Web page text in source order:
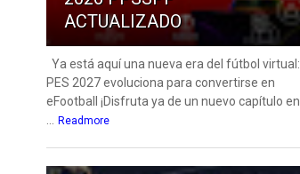
ACTUALIZADO
Ya está aquí una nueva era del fútbol virtual:
PES 2027 evoluciona para convertirse en
eFootball ¡Disfruta ya de un nuevo capítulo en
Readmore